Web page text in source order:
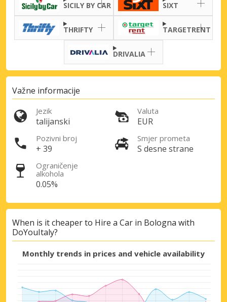
SICILY BY CAR SIXT
THRIFTY TARGETRENT
DRIVALIA
Važne informacije
Jezik
talijanski
Valuta
EUR
Pozivni broj
+ 39
Smjer prometa
S desne strane
Ograničenje
alkohola
0.05%
When is it cheaper to Hire a Car in Bologna with
DoYouItaly?
Monthly trends in prices and vehicle availability